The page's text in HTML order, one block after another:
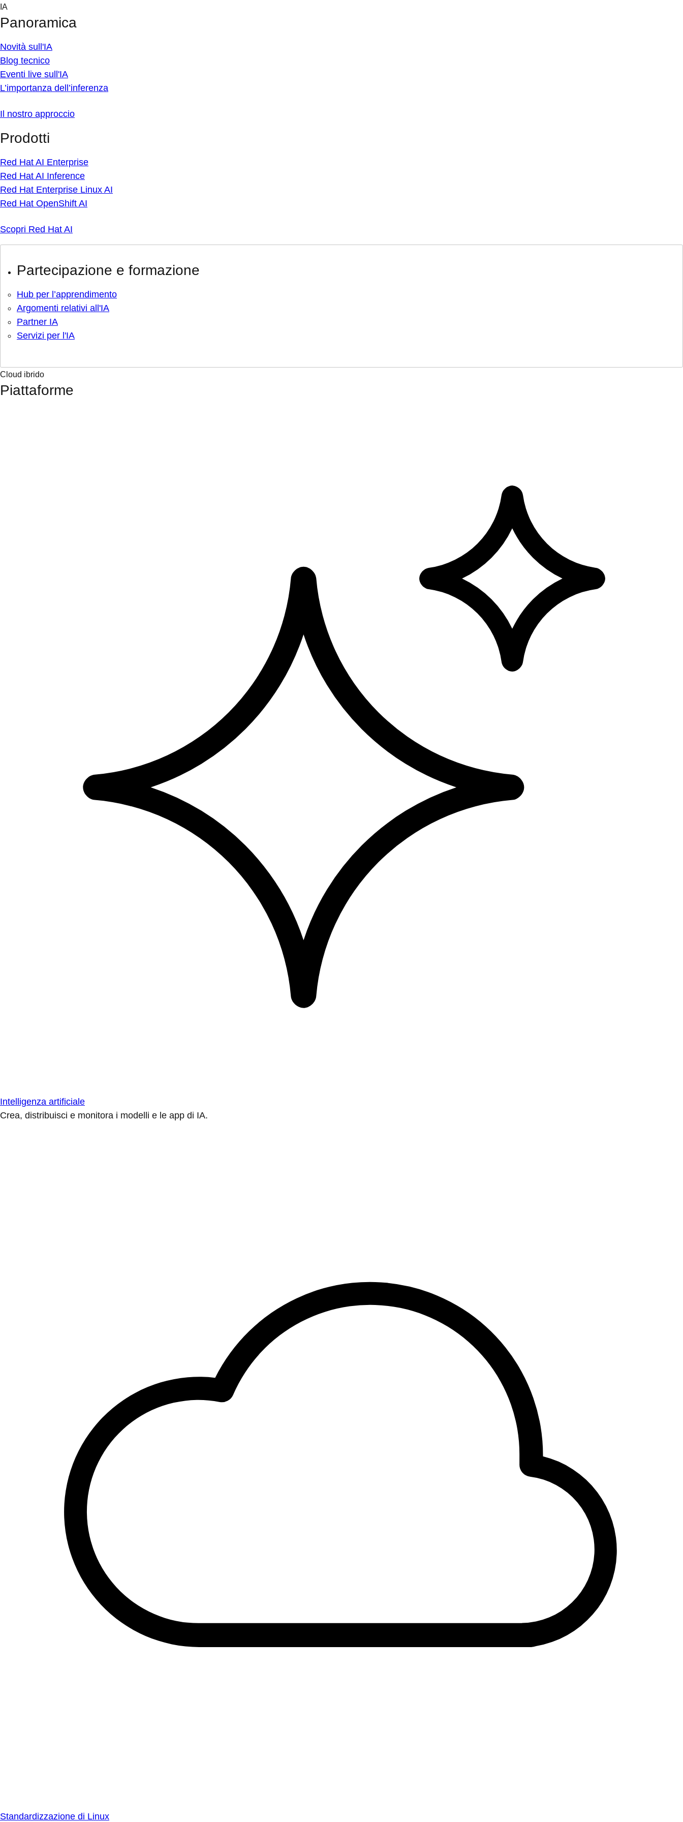
Skip
content
IA
Panoramica
Novità sull'IA
Blog tecnico
Eventi live sull'IA
L’importanza dell’inferenza
Il nostro approccio
Prodotti
Red Hat AI Enterprise
Red Hat AI Inference
Red Hat Enterprise Linux AI
Red Hat OpenShift AI
Scopri Red Hat AI
Partecipazione e formazione
Hub per l’apprendimento
Argomenti relativi all'IA
Partner IA
Servizi per l'IA
Cloud ibrido
Piattaforme
Intelligenza artificiale
Crea, distribuisci e monitora i modelli e le app di IA.
Standardizzazione di Linux